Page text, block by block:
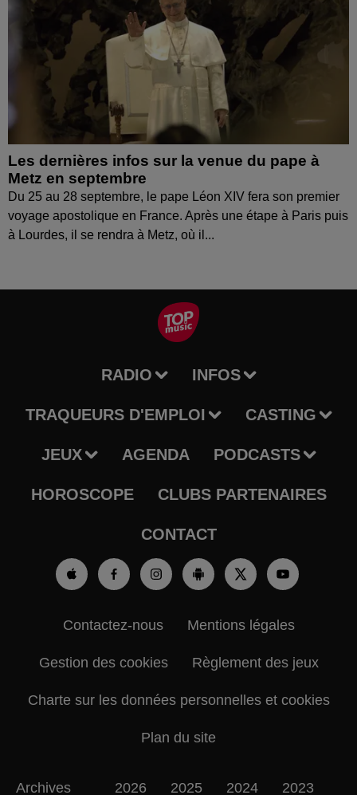
Les dernières infos sur la venue du pape à
Metz en septembre
Du 25 au 28 septembre, le pape Léon XIV fera son premier
voyage apostolique en France. Après une étape à Paris puis
à Lourdes, il se rendra à Metz, où il...
RADIO INFOS
TRAQUEURS D'EMPLOI CASTING
JEUX AGENDA PODCASTS
HOROSCOPE CLUBS PARTENAIRES
CONTACT
Contactez-nous Mentions légales
Gestion des cookies Règlement des jeux
Charte sur les données personnelles et cookies
Plan du site
Archives 2026 2025 2024 2023